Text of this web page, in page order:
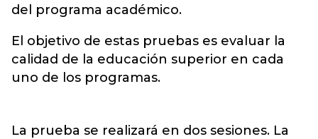
del programa académico.
El objetivo de estas pruebas es evaluar la
calidad de la educación superior en cada
uno de los programas.
La prueba se realizará en dos sesiones. La